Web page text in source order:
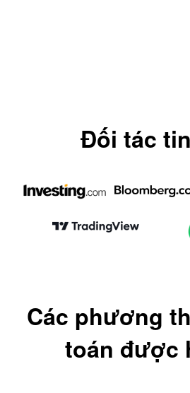
Đối tác
Các phương
toán được